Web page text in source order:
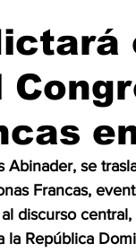
Y TECNOLOGÍA
JALISCO-
Abinader, se
Francas,
discurso
la República